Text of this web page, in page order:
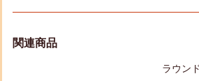
関連商品
ラウン